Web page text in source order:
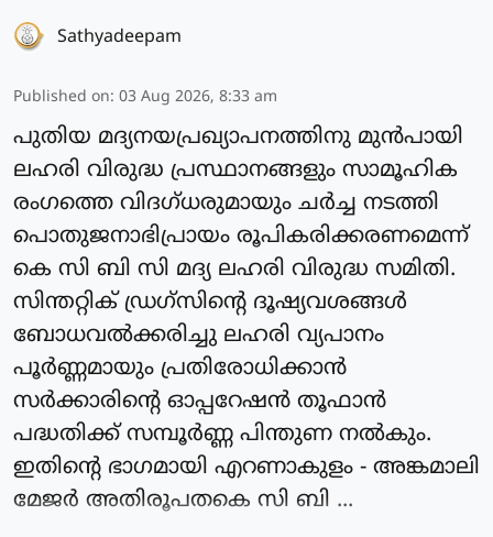
Sathyadeepam
Published on: 03 Aug 2026, 8:33 am
പുതിയ മദ്യനയപ്രഖ്യാപനത്തിനു മുൻപായി
ലഹരി വിരുദ്ധ പ്രസ്ഥാനങ്ങളും സാമൂഹിക
രംഗത്തെ വിദഗ്ധരുമായും ചർച്ച നടത്തി
പൊതുജനാഭിപ്രായം രൂപികരിക്കരണമെന്ന്
കെ സി ബി സി മദ്യ ലഹരി വിരുദ്ധ സമിതി.
സിന്തറ്റിക് ഡ്രഗ്സിൻ്റെ ദൂഷ്യവശങ്ങൾ
ബോധവൽക്കരിച്ചു ലഹരി വ്യപാനം
പൂർണ്ണമായും പ്രതിരോധിക്കാൻ
സർക്കാരിൻ്റെ ഓപ്പറേഷൻ തൂഫാൻ
പദ്ധതിക്ക് സമ്പൂർണ്ണ പിന്തുണ നൽകും.
ഇതിൻ്റെ ഭാഗമായി എറണാകുളം - അങ്കമാലി
മേജർ അതിരൂപതകെ സി ബി ...